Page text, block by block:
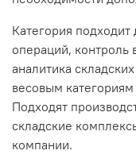
Категория
операций, контроль
аналитика
весовым
Подходят
складские
компании.